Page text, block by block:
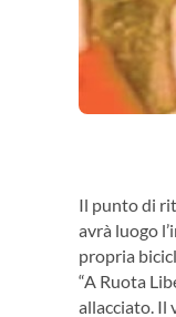
Il punto di
avrà luogo
propria
“A Ruota
allacciato. Il